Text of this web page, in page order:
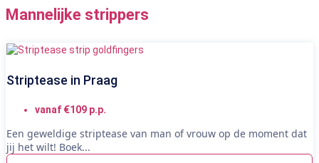
Mannelijke strippers
Striptease in Praag
vanaf €109 p.p.
Een geweldige striptease van man of vrouw op de moment dat
jij het wilt! Boek...